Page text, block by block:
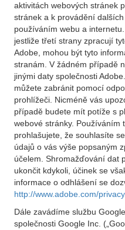
aktivitách webových stránek
stránek a k provádění
používáním webu a
jestliže třetí strany zpracují
Adobe, mohou být tyto
stranám. V žádném případě
jinými daty společnosti
můžete zabránit pomocí
prohlížeči. Nicméně vás
případě budete mít potíže s
webové stránky. Používáním
prohlašujete, že souhlasíte
údajů o vás výše popsaným
účelem. Shromažďování dat
ukončit kdykoli, účinek se
informace o odhlášení se
http://www.adobe.com/
Dále zavádíme službu
společnosti Google Inc.